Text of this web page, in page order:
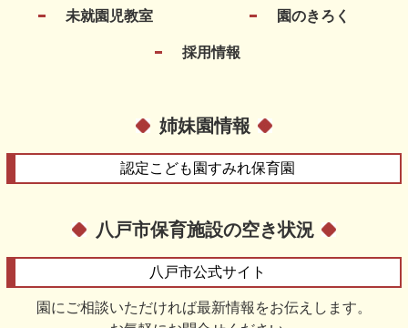
未就園児教室 園のきろく
採用情報
姉妹園情報
認定こども園すみれ保育園
八戸市保育施設の空き状況
八戸市公式サイト
園にご相談いただければ最新情報をお伝えします。